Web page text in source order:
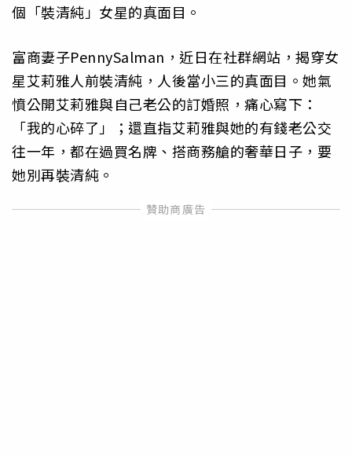
個「裝清純」女星的真面目。
富商妻子PennySalman，近日在社群網站，揭穿女
星艾莉雅人前裝清純，人後當小三的真面目。她氣
憤公開艾莉雅與自己老公的訂婚照，痛心寫下：
「我的心碎了」；還直指艾莉雅與她的有錢老公交
往一年，都在過買名牌、搭商務艙的奢華日子，要
她別再裝清純。